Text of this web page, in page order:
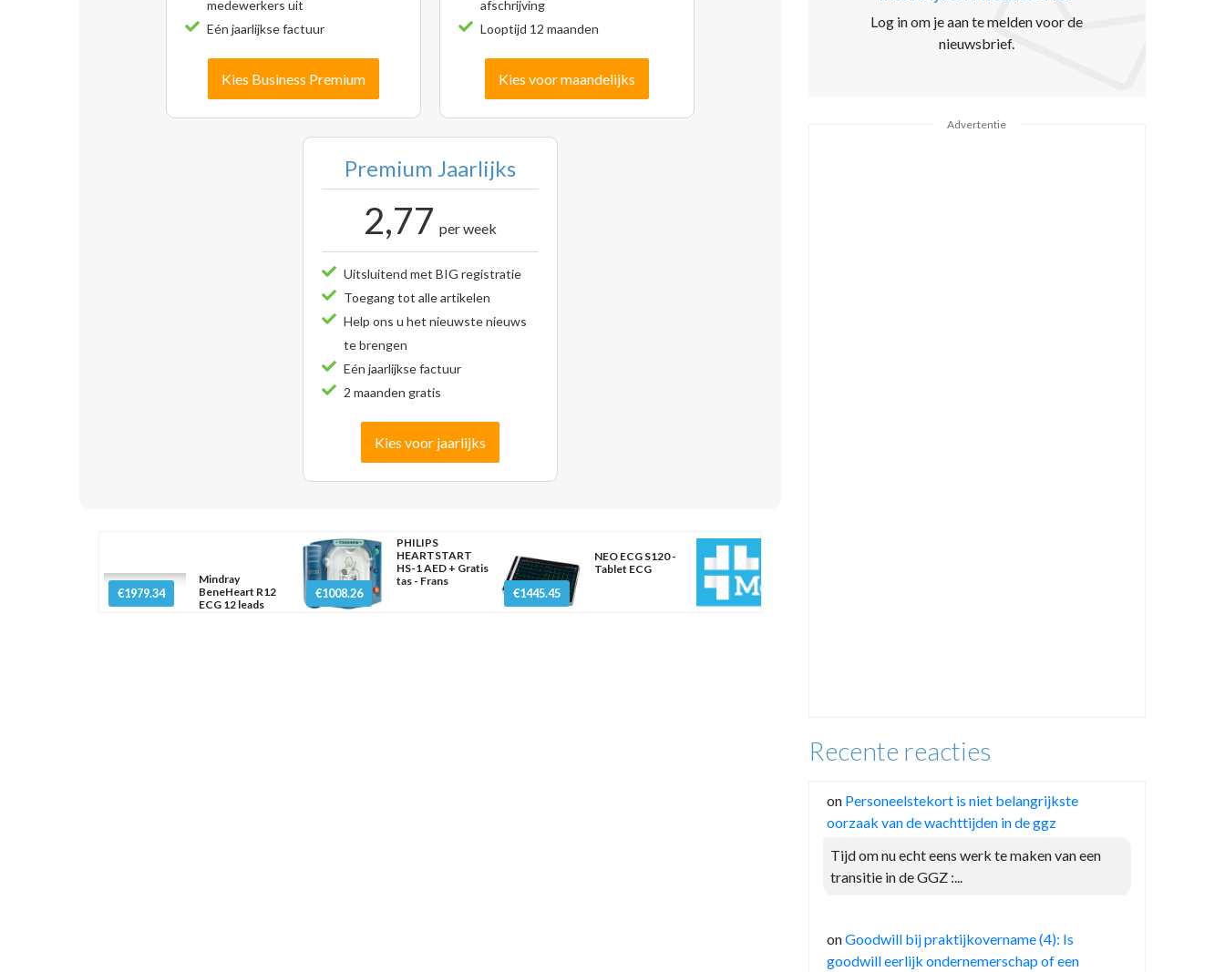
medewerkers uit
Eén jaarlijkse factuur
Kies Business Premium
afschrijving
Looptijd 12 maanden
Kies voor maandelijks
Premium Jaarlijks
2,77 per week
Uitsluitend met BIG registratie
Toegang tot alle artikelen
Help ons u het nieuwste nieuws
te brengen
Eén jaarlijkse factuur
2 maanden gratis
Kies voor jaarlijks
€1979.34
Mindray
BeneHeart R12
ECG 12 leads
€1008.26
PHILIPS
HEARTSTART
HS-1 AED + Gratis
tas - Frans
€1445.45
NEO ECG S120 -
Tablet ECG
Log in om je aan te melden voor de
nieuwsbrief.
Advertentie
Recente reacties
on Personeelstekort is niet belangrijkste
oorzaak van de wachttijden in de ggz
Tijd om nu echt eens werk te maken van een
transitie in de GGZ :...
onGoodwill bij praktijkovername (4): Is
goodwill eerlijk ondernemerschap of een